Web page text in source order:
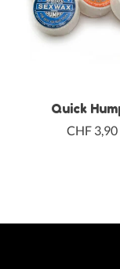
Quick
CHF 3,90